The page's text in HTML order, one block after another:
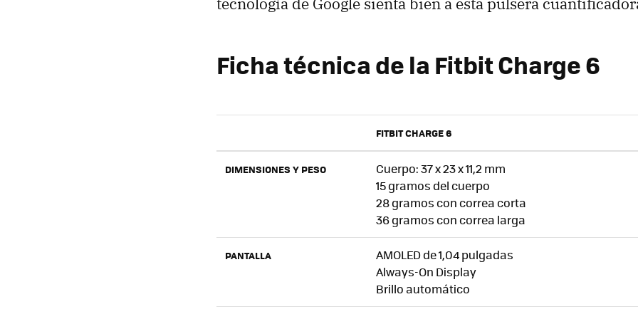
Ficha técnica de la Fitbit Charge 6
FITBIT CHARGE 6
DIMENSIONES Y PESO
Cuerpo: 37 x 23 x 11,2 mm
15 gramos del cuerpo
28 gramos con correa corta
36 gramos con correa larga
PANTALLA
AMOLED de 1,04 pulgadas
Always-On Display
Brillo automático